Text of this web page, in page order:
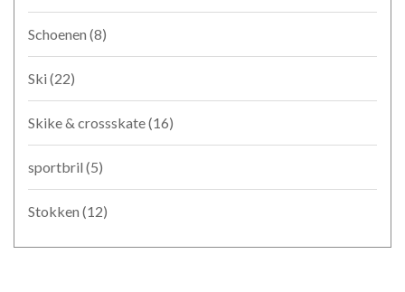
Schoenen (8)
Ski (22)
Skike & crossskate(16)
sportbril (5)
Stokken (12)